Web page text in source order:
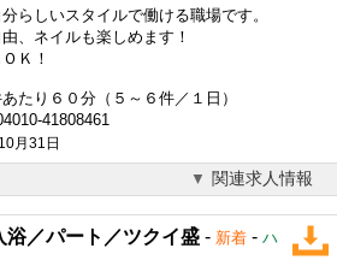
らしいスタイルで働ける職場です。
、ネイルも楽しめます！
Ｋ！
り６０分（５～６件／１日）
41808461
月31日
関連求人情報
／パート／ツクイ盛 - 新着 - ハ